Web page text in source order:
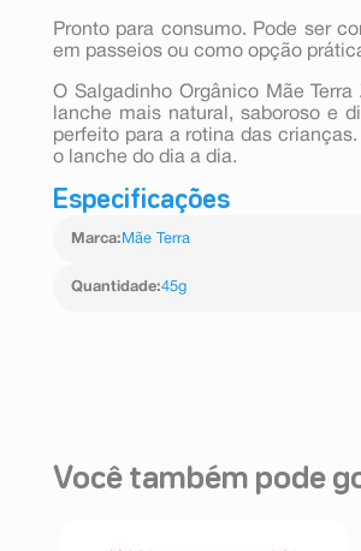
Pronto para consumo. Pode ser
em passeios ou como opção
O Salgadinho Orgânico Mãe
lanche mais natural, saboroso e
perfeito para a rotina das
o lanche do dia a dia.
Especificações
Marca: Mãe Terra
Quantidade:45g
Você também pode